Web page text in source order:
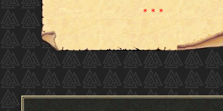
* * *